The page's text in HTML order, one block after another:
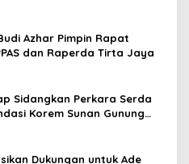
Azhar Pimpin Rapat
dan Raperda Tirta Jaya
Sidangkan Perkara Serda
Korem Sunan Gunung
Dukungan untuk Ade